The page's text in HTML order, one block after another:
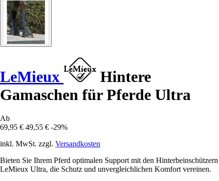
LeMieux
Hintere
Gamaschen für Pferde Ultra
Ab
69,95 € 49,55 € -29%
inkl. MwSt. zzgl. Versandkosten
Bieten Sie Ihrem Pferd optimalen Support mit den Hinterbeinschützern
LeMieux Ultra, die Schutz und unvergleichlichen Komfort vereinen.